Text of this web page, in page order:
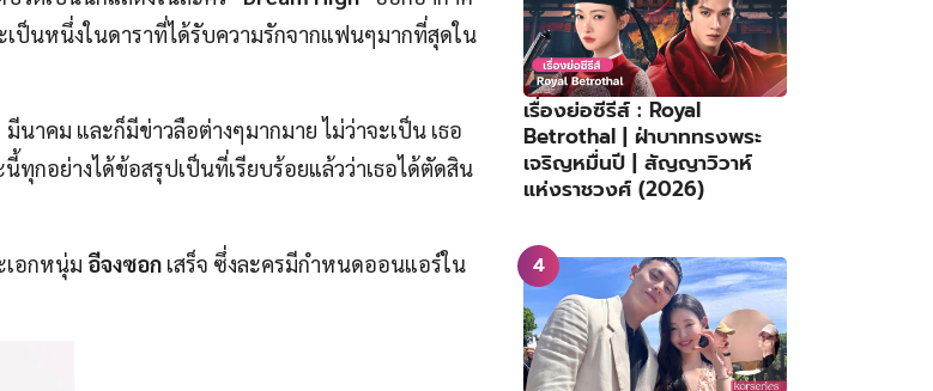
ะเป็นหนึ่งในดาราที่ได้รับความรักจากแฟนๆมากที่สุดใน
นาคม และก็มีข่าวลือต่างๆมากมาย ไม่ว่าจะเป็น เธอ
กอย่างได้ข้อสรุปเป็นที่เรียบร้อยแล้วว่าเธอได้ตัดสิน
เอกหนุ่ม อีจงซอก เสร็จ ซึ่งละครมีกำหนดออนแอร์ใน
เรื่องย่อซีรีส์ : Royal
Betrothal | ฝ่าบาททรงพระ
เจริญหมื่นปี | สัญญาวิวาห์
แห่งราชวงศ์ (2026)